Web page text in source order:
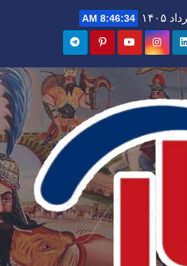
8:46:35 AM